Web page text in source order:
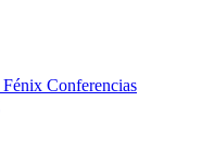
Conferencias